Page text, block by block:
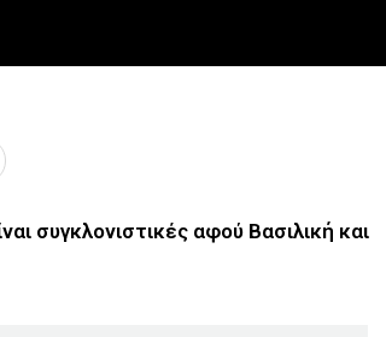
συγκλονιστικές αφού Βασιλική και